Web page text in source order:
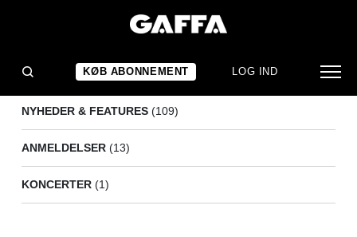
KØB ABONNEMENT LOG IND
NYHEDER & FEATURES (109)
ANMELDELSER (13)
KONCERTER (1)